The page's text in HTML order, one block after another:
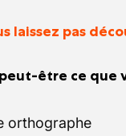
laissez pas
être ce que
orthographe